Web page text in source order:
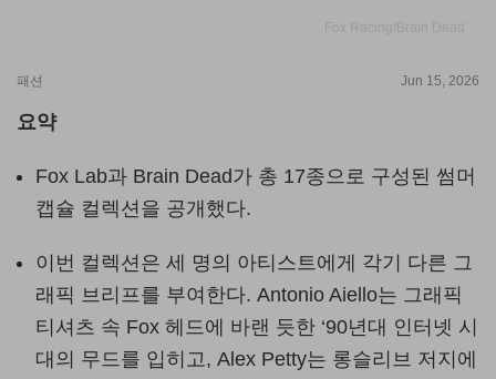
패션 Jun 15, 2026
요약
Fox Lab과 Brain Dead가 총 17종으로 구성된 썸머
캡슐 컬렉션을 공개했다.
이번 컬렉션은 세 명의 아티스트에게 각기 다른 그
래픽 브리프를 부여한다. Antonio Aiello는 그래픽
티셔츠 속 Fox 헤드에 바랜 듯한 ‘90년대 인터넷 시
대의 무드를 입히고, Alex Petty는 롱슬리브 저지에